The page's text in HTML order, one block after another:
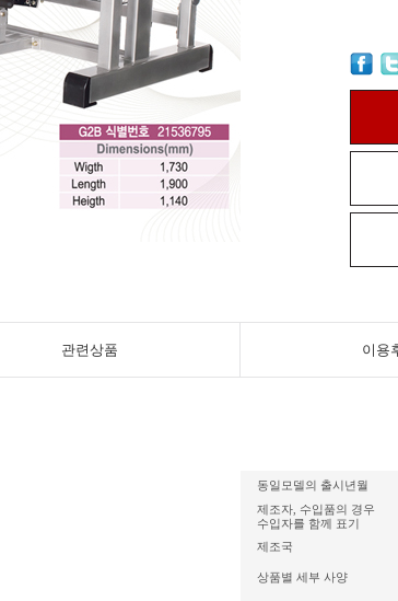
관련상품 이용
동일모델의 출시년월
제조자, 수입품의 경우
수입자를 함께 표기
제조국
상품별 세부 사양